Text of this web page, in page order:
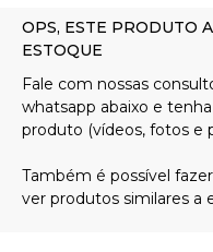
OFERTAS